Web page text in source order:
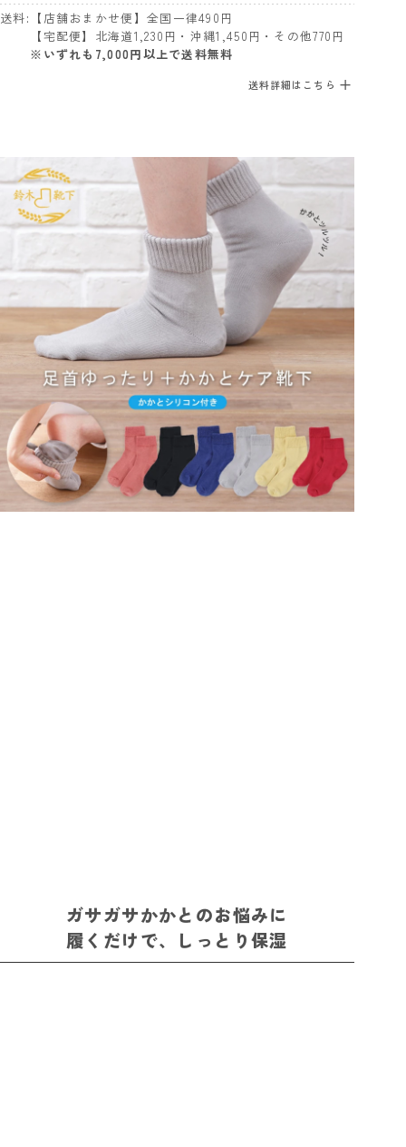
送料
【店舗おまかせ便】全国一律490円
【宅配便】北海道1,230円・沖縄1,450円・その他770円
※いずれも7,000円以上で送料無料
送料詳細はこちら
ガサガサかかとのお悩みに
履くだけで、しっとり保湿